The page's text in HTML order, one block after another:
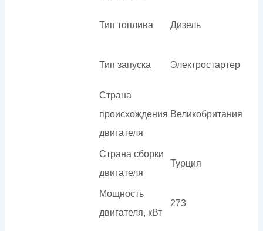
Тип топлива Дизель
Тип запуска Электростартер
Страна
происхождения
двигателя
Великобритания
Страна сборки
двигателя
Турция
Мощность
двигателя, кВт
273